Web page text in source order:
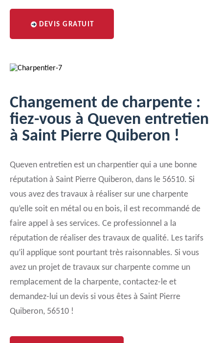
DEVIS GRATUIT
Changement de charpente :
fiez-vous à Queven entretien
à Saint Pierre Quiberon !
Queven entretien est un charpentier qui a une bonne
réputation à Saint Pierre Quiberon, dans le 56510. Si
vous avez des travaux à réaliser sur une charpente
qu’elle soit en métal ou en bois, il est recommandé de
faire appel à ses services. Ce professionnel a la
réputation de réaliser des travaux de qualité. Les tarifs
qu’il applique sont pourtant très raisonnables. Si vous
avez un projet de travaux sur charpente comme un
remplacement de la charpente, contactez-le et
demandez-lui un devis si vous êtes à Saint Pierre
Quiberon, 56510 !